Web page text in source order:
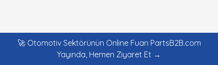
🚀 Otomotiv Sektörünün Online Fuarı PartsB2B.com
Yayında, Hemen Ziyaret Et →